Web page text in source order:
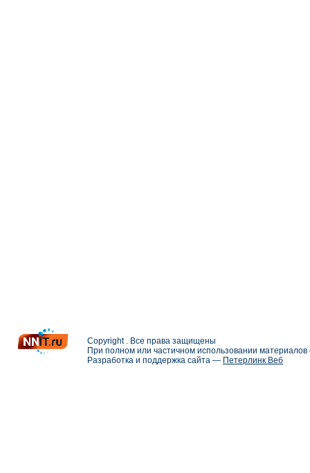
Copyright . Все права защищены
При полном или частичном использовании
Разработка и поддержка сайта — Петерлинк Веб